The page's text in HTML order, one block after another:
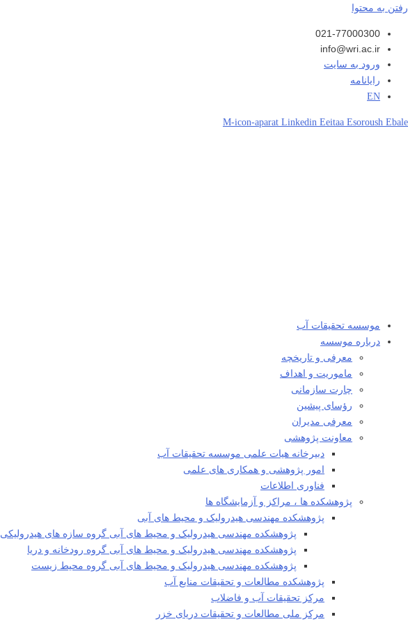
رفتن به محتوا
021-77000300
info@wri.ac.ir
ورود به سایت
رایانامه
EN
M-icon-aparat Linkedin Eeitaa Esoroush Ebale
موسسه تحقیقات آب
درباره موسسه
معرفی و تاریخچه
ماموریت و اهداف
چارت سازمانی
رؤسای پیشین
معرفی مدیران
معاونت پژوهشی
دبیرخانه هیات علمی موسسه تحقیقات آب
امور پژوهشی و همکاری های علمی
فناوری اطلاعات
پژوهشکده ها ، مراکز و آزمایشگاه ها
پژوهشکده مهندسی هیدرولیک و محیط های آبی
پژوهشکده مهندسی هیدرولیک و محیط های آبی گروه سازه های هیدرولیکی
پژوهشکده مهندسی هیدرولیک و محیط های آبی گروه رودخانه و دریا
پژوهشکده مهندسی هیدرولیک و محیط های آبی گروه محیط زیست
پژوهشکده مطالعات و تحقیقات منابع آب
مرکز تحقیقات آب و فاضلاب
مرکز ملی مطالعات و تحقیقات دریای خزر